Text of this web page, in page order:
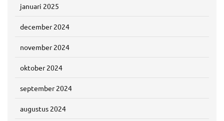
januari 2025
december 2024
november 2024
oktober 2024
september 2024
augustus 2024